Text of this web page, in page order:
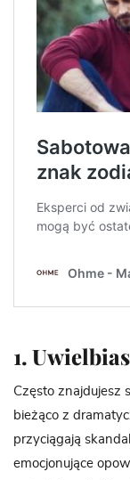
1.
Często znajdujesz
bieżąco z
przyciągają
emocjonujące